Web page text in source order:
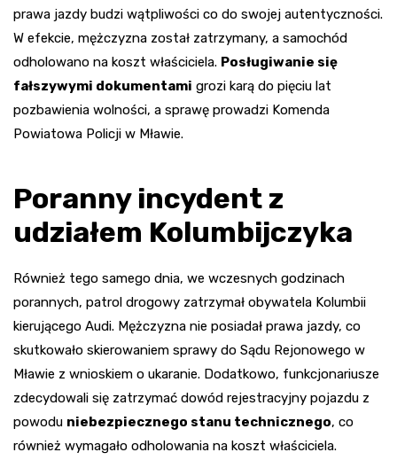
prawa jazdy budzi wątpliwości co do swojej autentyczności.
W efekcie, mężczyzna został zatrzymany, a samochód
odholowano na koszt właściciela. Posługiwanie się
fałszywymi dokumentami grozi karą do pięciu lat
pozbawienia wolności, a sprawę prowadzi Komenda
Powiatowa Policji w Mławie.
Poranny incydent z
udziałem Kolumbijczyka
Również tego samego dnia, we wczesnych godzinach
porannych, patrol drogowy zatrzymał obywatela Kolumbii
kierującego Audi. Mężczyzna nie posiadał prawa jazdy, co
skutkowało skierowaniem sprawy do Sądu Rejonowego w
Mławie z wnioskiem o ukaranie. Dodatkowo, funkcjonariusze
zdecydowali się zatrzymać dowód rejestracyjny pojazdu z
powodu niebezpiecznego stanu technicznego, co
również wymagało odholowania na koszt właściciela.